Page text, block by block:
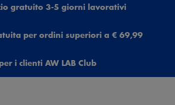
gratuito 3-5 giorni lavorativi
per ordini superiori a € 69,99
i clienti AW LAB Club